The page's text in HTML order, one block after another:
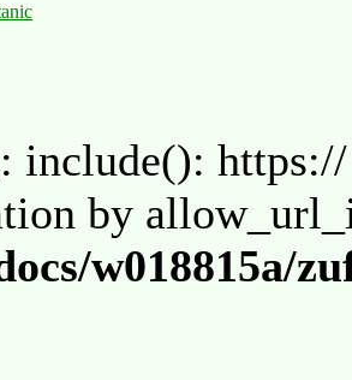
: include():
by
w018815a/